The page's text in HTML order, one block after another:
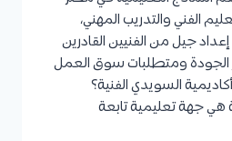
الفني والتدريب المهني،
جيل من الفنيين القادرين
الجودة ومتطلبات سوق العمل
السويدي الفنية؟
هي جهة تعليمية تابعة